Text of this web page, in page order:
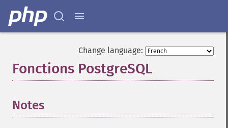
Change language:
Fonctions PostgreSQL
Notes